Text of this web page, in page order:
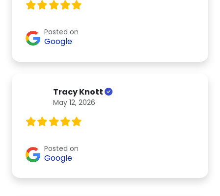
Posted on
Google
Tracy Knott
May 12, 2026
Posted on
Google